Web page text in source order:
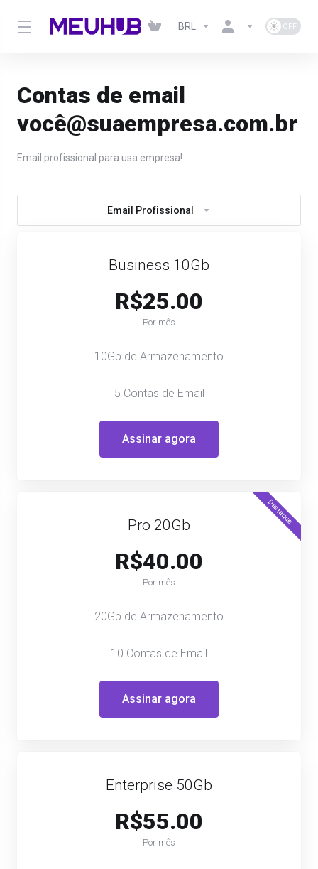
BRL
Contas de email
você@suaempresa.com.br
Email profissional para usa empresa!
Email Profissional
Business 10Gb
R$25.00
Por mês
10Gb de Armazenamento
5 Contas de Email
Assinar agora
Destaque
Pro 20Gb
R$40.00
Por mês
20Gb de Armazenamento
10 Contas de Email
Assinar agora
Enterprise 50Gb
R$55.00
Por mês